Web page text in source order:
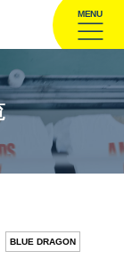
MENU
BLUE DRAGON